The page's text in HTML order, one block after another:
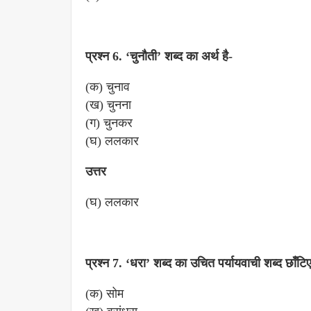
प्रश्न 6. ‘चुनौती’ शब्द का अर्थ है-
(क) चुनाव
(ख) चुनना
(ग) चुनकर
(घ) ललकार
उत्तर
(घ) ललकार
प्रश्न 7. ‘धरा’ शब्द का उचित पर्यायवाची शब्द
(क) सोम